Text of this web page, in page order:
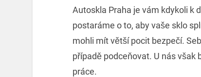
Autoskla Praha je vám kdykoli k
postaráme o to, aby vaše sklo
mohli mít větší pocit bezpečí.
případě podceňovat. U nás
práce.